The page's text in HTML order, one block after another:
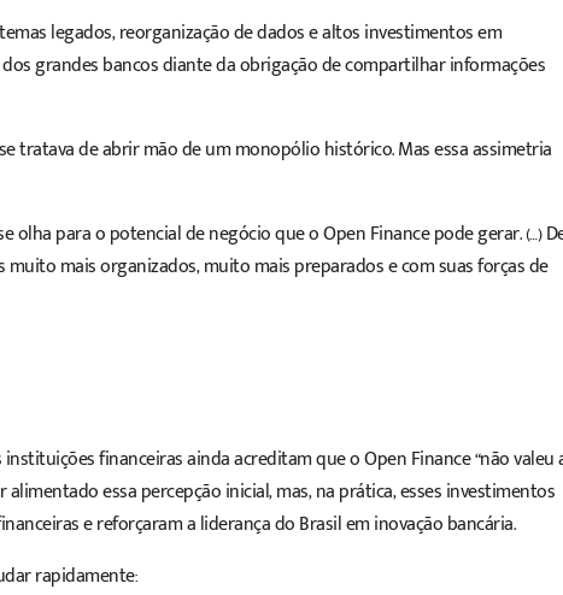
legados, reorganização de dados e altos investimentos em
grandes bancos diante da obrigação de compartilhar informações
tratava de abrir mão de um monopólio histórico. Mas essa assimetria
olha para opotencial de negócio que o Open Finance pode gerar. (…)
mais organizados, muito mais preparados e com suas forças de
financeiras ainda acreditam que o Open Finance “não valeu
essa percepção inicial, mas, na prática, esses investimentos
e reforçaram a liderança do Brasil em inovação bancária.
rapidamente: